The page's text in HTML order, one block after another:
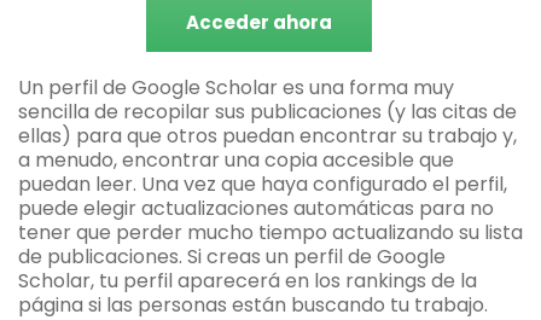
Acceder ahora
Un perfil de Google Scholar es una forma muy
sencilla de recopilar sus publicaciones (y las citas de
ellas) para que otros puedan encontrar su trabajo y,
a menudo, encontrar una copia accesible que
puedan leer. Una vez que haya configurado el perfil,
puede elegir actualizaciones automáticas para no
tener que perder mucho tiempo actualizando su lista
de publicaciones. Si creas un perfil de Google
Scholar, tu perfil aparecerá en los rankings de la
página si las personas están buscando tu trabajo.